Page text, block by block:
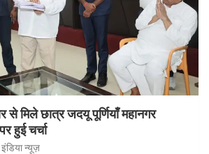
से मिले छात्र जदयू पूर्णियाँ महानगर
हुई चर्चा
न्यूज़